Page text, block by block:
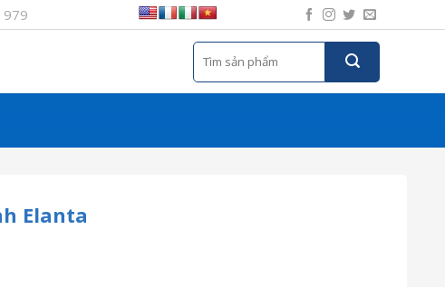
979
Tìm
kiếm:
Elanta